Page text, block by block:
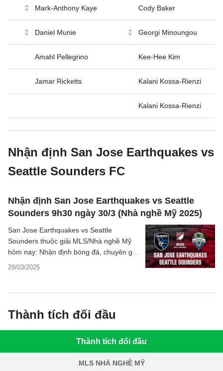
Mark-Anthony Kaye Cody Baker
Daniel Munie Georgi Minoungou
Amahl Pellegrino Kee-Hee Kim
Jamar Ricketts Kalani Kossa-Rienzi
Kalani Kossa-Rienzi
Nhận định San Jose Earthquakes vs
Seattle Sounders FC
Nhận định San Jose Earthquakes vs Seattle
Sounders 9h30 ngày 30/3 (Nhà nghề Mỹ 2025)
29/03/2025
San Jose Earthquakes vs Seattle
Sounders thuộc giải MLS/Nhà nghề Mỹ
hôm nay: Nhận định bóng đá, chuyên gia
phân tích tỷ số trận đấu, dự đoán kết
Thành tích đối đầu
Thành tích đối đầu
MLS NHÀ NGHỀ MỸ